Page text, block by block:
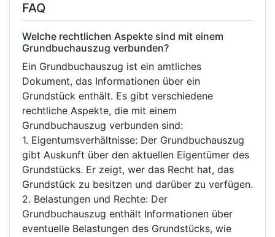
FAQ
Welche rechtlichen Aspekte sind mit einem
Grundbuchauszug verbunden?
Ein Grundbuchauszug ist ein amtliches
Dokument, das Informationen über ein
Grundstück enthält. Es gibt verschiedene
rechtliche Aspekte, die mit einem
Grundbuchauszug verbunden sind:
1. Eigentumsverhältnisse: Der Grundbuchauszug
gibt Auskunft über den aktuellen Eigentümer des
Grundstücks. Er zeigt, wer das Recht hat, das
Grundstück zu besitzen und darüber zu verfügen.
2. Belastungen und Rechte: Der
Grundbuchauszug enthält Informationen über
eventuelle Belastungen des Grundstücks, wie